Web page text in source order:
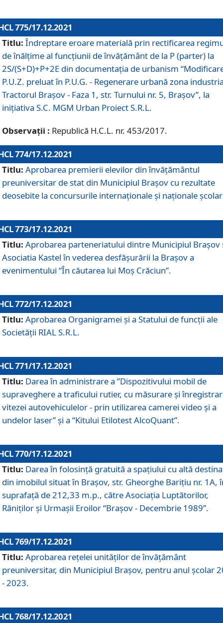
775/17.12.2021
Titlu: Îndreptare eroare materială prin rectificarea
de înălţime al funcţiunii de învăţământ de la P (parter) la
2S/(S+D)+P+2E din documentaţia de urbanism
P.U.Z. preluat în P.U.G. - Regenerare urbană zona
Tractorul Braşov - Faza 1, str. Turnului nr. 5, Braşov”, la
iniţiativa S.C. MGM Urban Proiect S.R.L.
Observații : Republică H.C.L. nr. 453/2017.
774/17.12.2021
Titlu: Aprobarea premierii elevilor din învățământul
preuniversitar de stat din Municipiul Brașov cu rezultate
deosebite la concursurile internaționale și naționale
773/17.12.2021
Titlu: Aprobarea parteneriatului dintre Municipiul Brașov
Asociatia Kastel în vederea desfăşurării la Brașov a
evenimentului “În căutarea lui Moș Crăciun”.
772/17.12.2021
Titlu: Aprobarea Organigramei şi a Statului de funcţii ale
Societăţii RIAL S.R.L.
771/17.12.2021
Titlu: Darea în administrare a ”Dispozitivului mobil de
supraveghere a traficului rutier, cu măsurare și
vitezei autovehiculelor - prin utilizarea camerei video și a
undelor laser” și a “Kitului Etilotest AlcoQuant”.
770/17.12.2021
Titlu: Darea în folosinţă gratuită a spaţiului cu altă
din imobilul situat în Braşov, str. Gheorghe Bariţiu nr. 1A,
suprafaţă de 212,33 m.p., către Asociaţia Luptătorilor,
Răniţilor şi Urmaşii Eroilor “Braşov - Decembrie 1989”.
769/17.12.2021
Titlu: Aprobarea reţelei unităţilor de învăţământ
preuniversitar, din Municipiul Braşov, pentru anul şcolar
- 2023.
768/17.12.2021